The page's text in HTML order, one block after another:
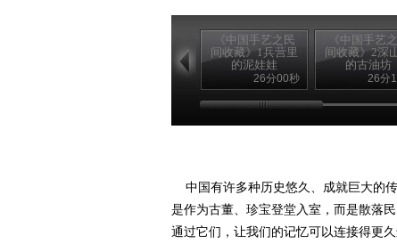
《中国手艺之民
间收藏》1兵营里
的泥娃娃
26分00秒
《中国手艺
间收藏》2深
的古油坊
26分
中国有许多种历史悠久、成就巨大的
是作为古董、珍宝登堂入室，而是散落
通过它们，让我们的记忆可以连接得更久